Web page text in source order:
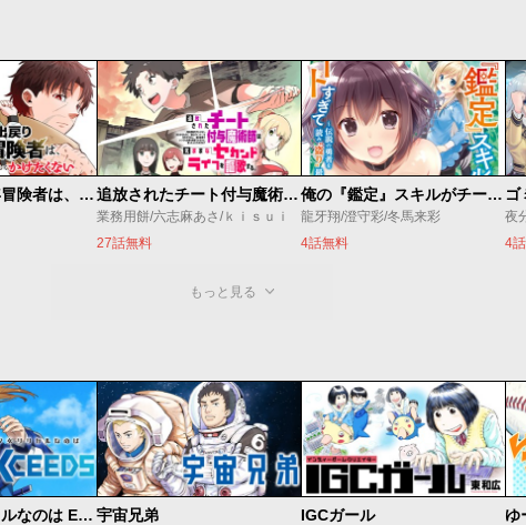
最強出戻り中年冒険者は、今さら命なんてかけたくない 追放されたチート付与魔術師は気ままなセカンドライフを謳歌する。 ～俺は武器だけじゃなく、あらゆるものに『強化ポイント』を付与できるし、俺の意思でいつでも効果を解除できるけど、残った人たち大丈夫？～
業務用餅/六志麻あさ/ｋｉｓｕｉ
27話無料
俺の『鑑定』スキルがチートすぎて
龍牙翔/澄守彩/冬馬来彩
4話無料
夜
4
もっと見る
魔法少女リリカルなのは EXCEEDS 宇宙兄弟 IGCガール ゆ